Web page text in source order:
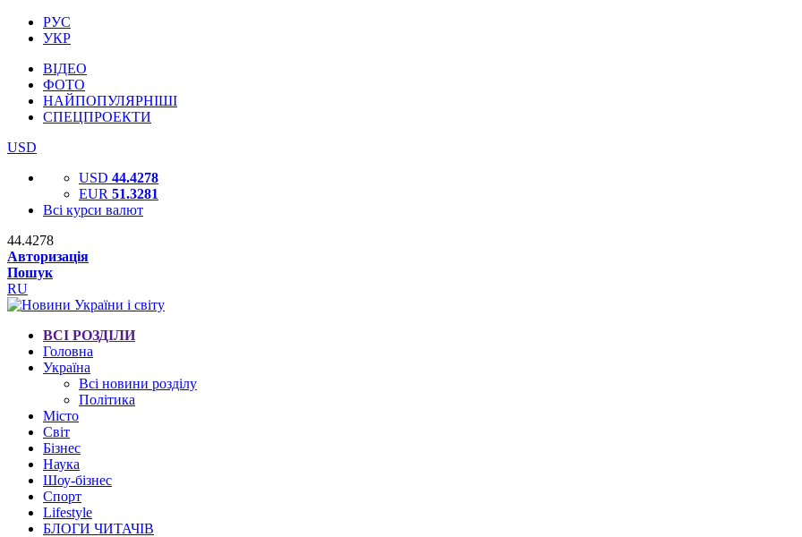
РУС
УКР
ВІДЕО
ФОТО
НАЙПОПУЛЯРНІШІ
СПЕЦПРОЕКТИ
USD
USD 44.4278
EUR 51.3281
Всі курси валют
44.4278
Авторизація
Пошук
RU
ВСІ РОЗДІЛИ
Головна
Україна
Всі новини розділу
Політика
Місто
Світ
Бізнес
Наука
Шоу-бізнес
Спорт
Lifestyle
БЛОГИ ЧИТАЧІВ